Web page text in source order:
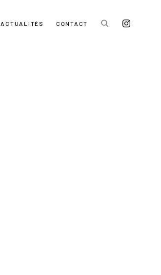
ACTUALITÉS CONTACT